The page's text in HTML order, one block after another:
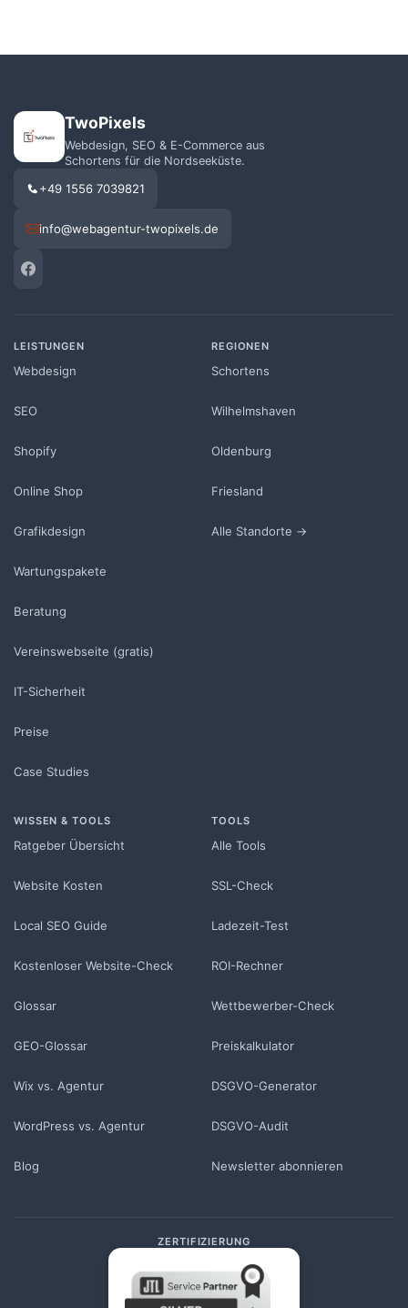
TwoPixels
Webdesign, SEO & E-Commerce aus
Schortens für die Nordseeküste.
+49 1556 7039821
info@webagentur-twopixels.de
LEISTUNGEN
Webdesign
SEO
Shopify
Online Shop
Grafikdesign
Wartungspakete
Beratung
Vereinswebseite (gratis)
IT-Sicherheit
Preise
Case Studies
REGIONEN
Schortens
Wilhelmshaven
Oldenburg
Friesland
Alle Standorte →
WISSEN & TOOLS
Ratgeber Übersicht
Website Kosten
Local SEO Guide
Kostenloser Website-Check
Glossar
GEO-Glossar
Wix vs. Agentur
WordPress vs. Agentur
Blog
TOOLS
Alle Tools
SSL-Check
Ladezeit-Test
ROI-Rechner
Wettbewerber-Check
Preiskalkulator
DSGVO-Generator
DSGVO-Audit
Newsletter abonnieren
ZERTIFIZIERUNG